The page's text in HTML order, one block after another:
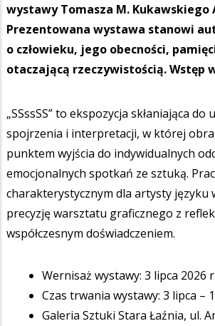
wystawy Tomasza M. Kukawskiego
Prezentowana wystawa stanowi
o człowieku, jego obecności,
otaczającą rzeczywistością. Wstęp
„SSssSS” to ekspozycja skłaniająca do
spojrzenia i interpretacji, w której
punktem wyjścia do indywidualnych
emocjonalnych spotkań ze sztuką.
charakterystycznym dla artysty języku
precyzję warsztatu graficznego z
współczesnym doświadczeniem.
Wernisaż wystawy: 3 lipca 2026
Czas trwania wystawy: 3 lipca –
Galeria Sztuki Stara Łaźnia, ul.